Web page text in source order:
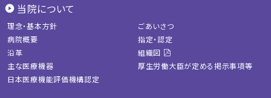
当院について
理念・基本方針
ごあいさつ
病院概要
指定・認定
沿革
組織図
主な医療機器
厚生労働大臣が定める掲示事項等
日本医療機能評価機構認定